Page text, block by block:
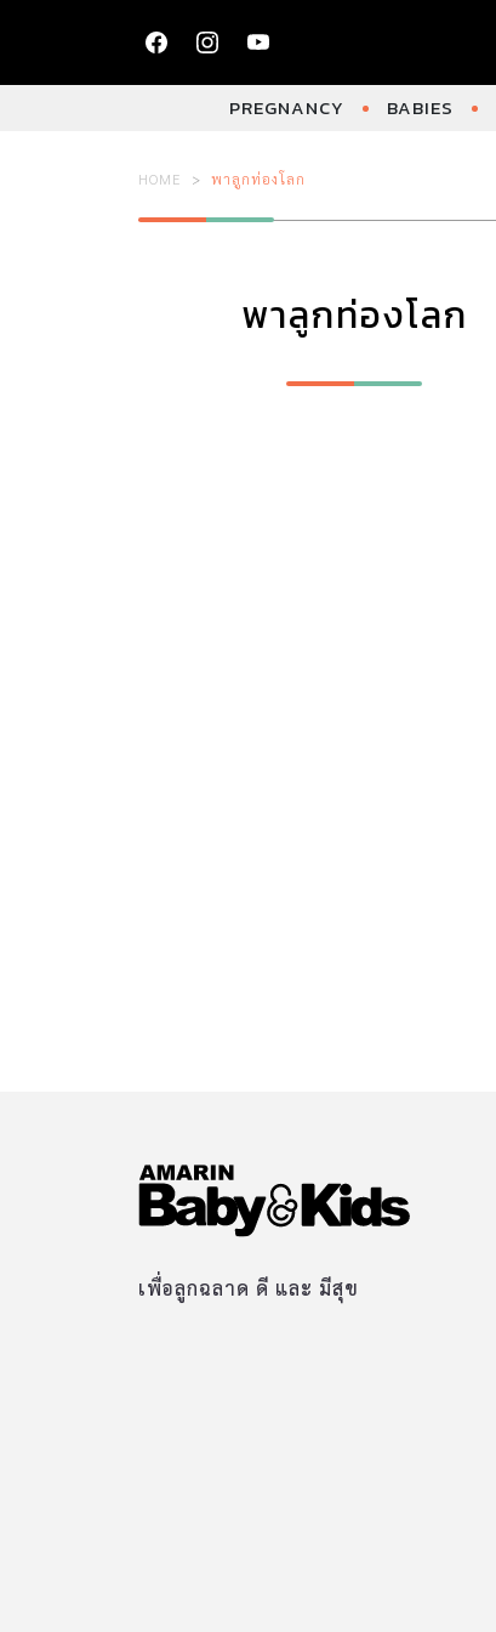
PREGNANCY BABIES
HOME พาลูกท่องโลก
พาลูกท่องโลก
เพื่อลูกฉลาด ดี และ มีสุข